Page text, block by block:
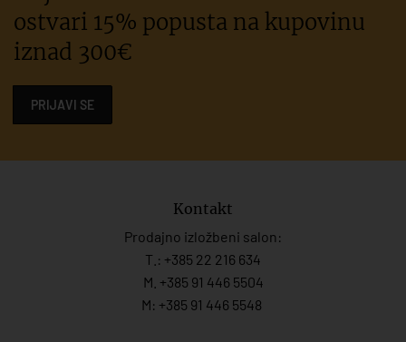
ostvari 15% popusta na kupovinu
iznad 300€
PRIJAVI SE
Kontakt
Prodajno izložbeni salon:
T.: +385 22 216 634
M. +385 91 446 5504
M: +385 91 446 5548